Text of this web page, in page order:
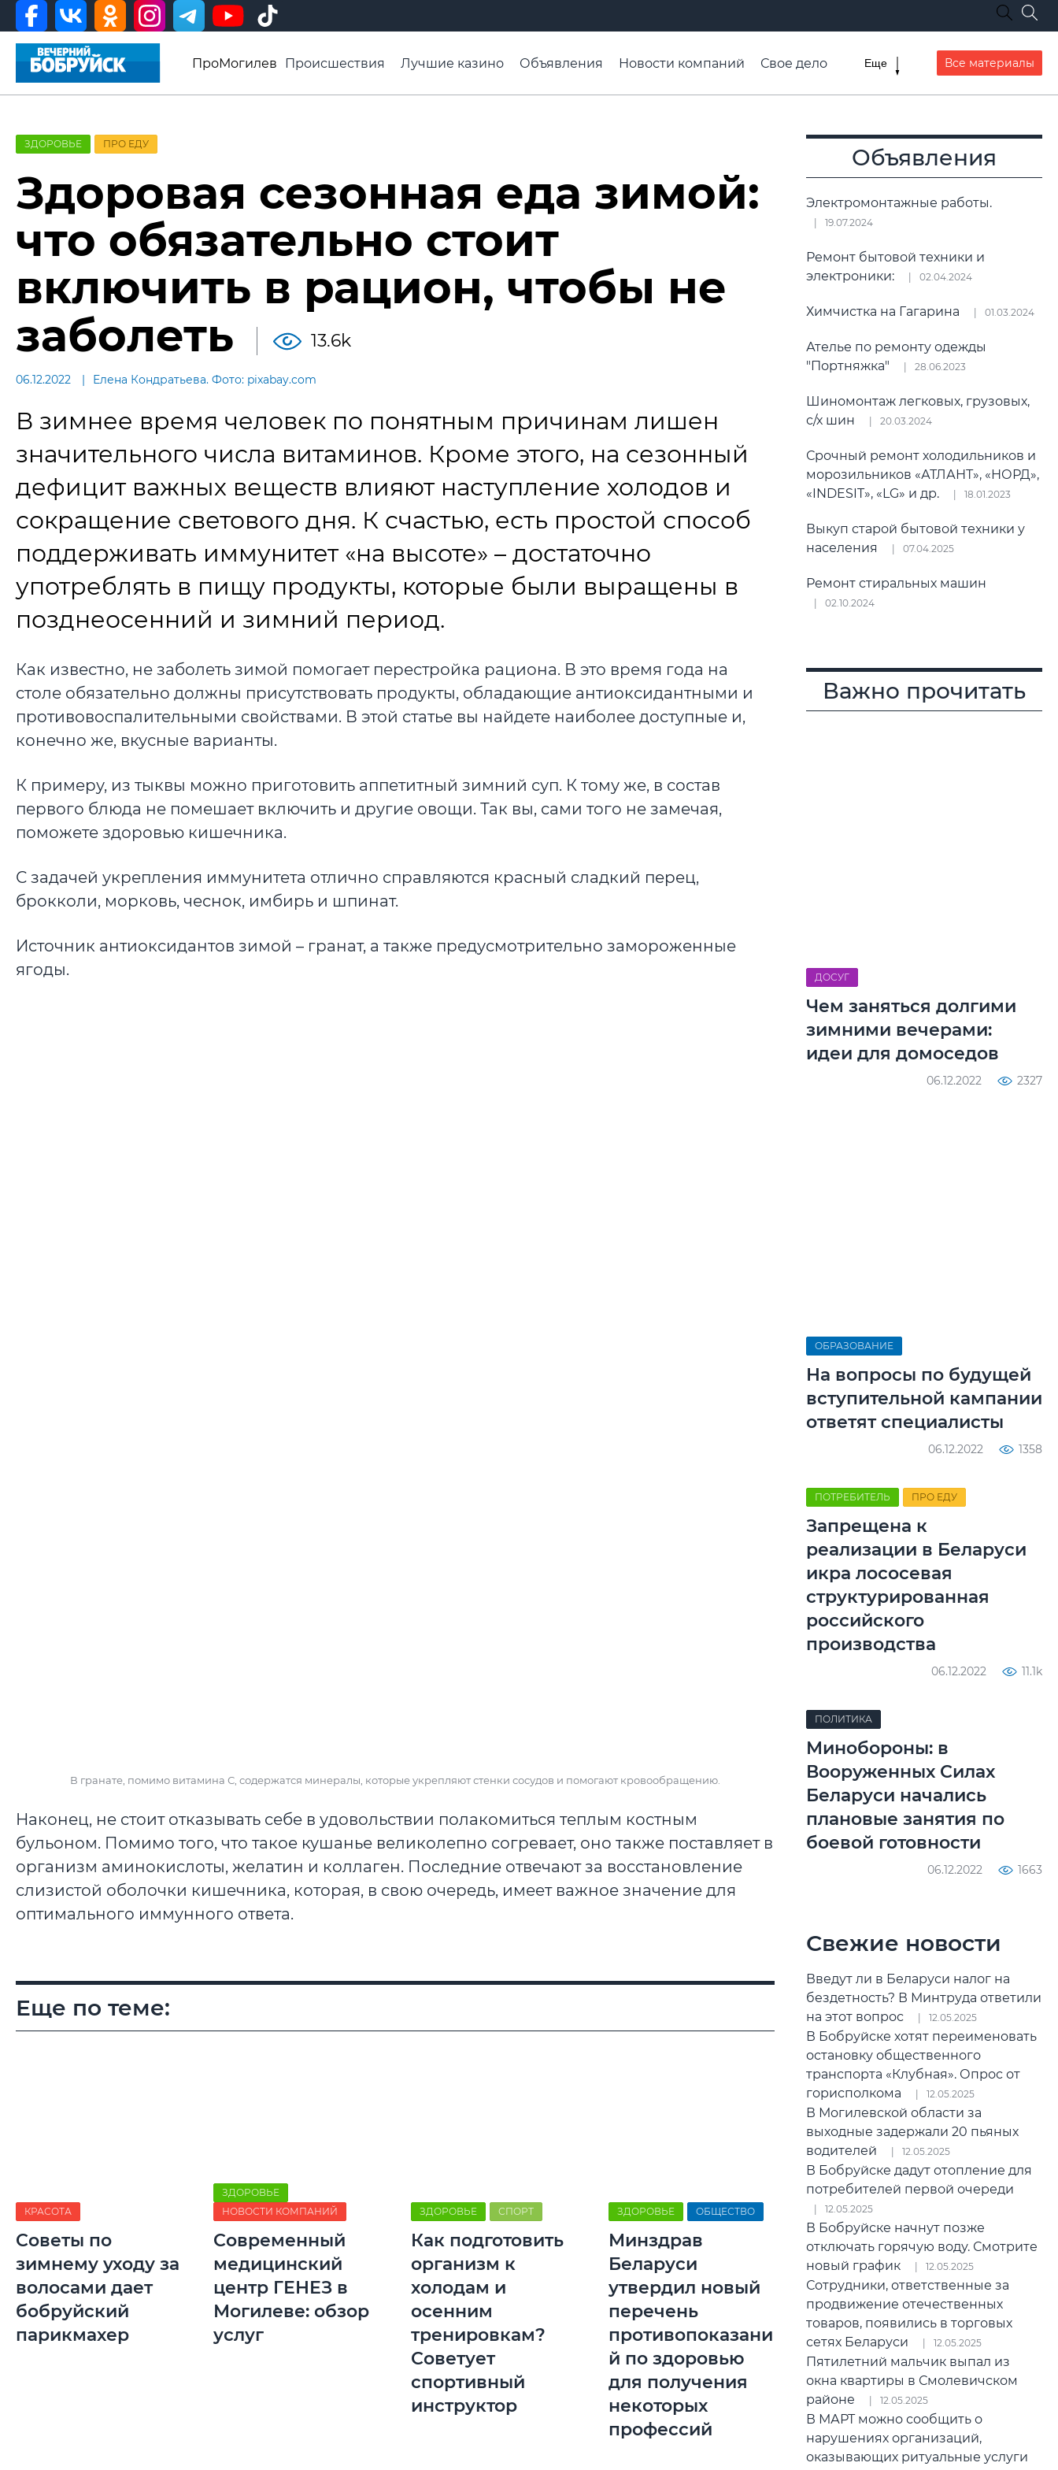
ПроМогилев Происшествия Лучшие казино Объявления Новости компаний
Свое дело
Видео ВБ
Еще Все материалы
ЗДОРОВЬЕ ПРО ЕДУ
Здоровая сезонная еда зимой:
что обязательно стоит
включить в рацион, чтобы не
заболеть
13.6k
06.12.2022 Елена Кондратьева. Фото: pixabay.com
В зимнее время человек по понятным причинам лишен
значительного числа витаминов. Кроме этого, на сезонный
дефицит важных веществ влияют наступление холодов и
сокращение светового дня. К счастью, есть простой способ
поддерживать иммунитет «на высоте» – достаточно
употреблять в пищу продукты, которые были выращены в
позднеосенний и зимний период.
Как известно, не заболеть зимой помогает перестройка рациона. В это время года на
столе обязательно должны присутствовать продукты, обладающие антиоксидантными и
противовоспалительными свойствами. В этой статье вы найдете наиболее доступные и,
конечно же, вкусные варианты.
К примеру, из тыквы можно приготовить аппетитный зимний суп. К тому же, в состав
первого блюда не помешает включить и другие овощи. Так вы, сами того не замечая,
поможете здоровью кишечника.
С задачей укрепления иммунитета отлично справляются красный сладкий перец,
брокколи, морковь, чеснок, имбирь и шпинат.
Источник антиоксидантов зимой – гранат, а также предусмотрительно замороженные
ягоды.
В гранате, помимо витамина С, содержатся минералы, которые укрепляют стенки сосудов и помогают кровообращению.
Наконец, не стоит отказывать себе в удовольствии полакомиться теплым костным
бульоном. Помимо того, что такое кушанье великолепно согревает, оно также поставляет в
организм аминокислоты, желатин и коллаген. Последние отвечают за восстановление
слизистой оболочки кишечника, которая, в свою очередь, имеет важное значение для
оптимального иммунного ответа.
Еще по теме:
КРАСОТА
Советы по
зимнему уходу за
волосами дает
бобруйский
парикмахер
ЗДОРОВЬЕ
НОВОСТИ КОМПАНИЙ
Современный
медицинский
центр ГЕНЕЗ в
Могилеве: обзор
услуг
ЗДОРОВЬЕ СПОРТ
Как подготовить
организм к
холодам и
осенним
тренировкам?
Советует
спортивный
инструктор
ЗДОРОВЬЕ ОБЩЕСТВО
Минздрав
Беларуси
утвердил новый
перечень
противопоказани
й по здоровью
для получения
некоторых
профессий
Объявления
Электромонтажные работы.
19.07.2024
Ремонт бытовой техники и
электроники:
02.04.2024
Химчистка на Гагарина 01.03.2024
Ателье по ремонту одежды
"Портняжка"
28.06.2023
Шиномонтаж легковых, грузовых,
с/х шин
20.03.2024
Срочный ремонт холодильников и
морозильников «АТЛАНТ», «НОРД»,
«INDESIT», «LG» и др.
18.01.2023
Выкуп старой бытовой техники у
населения
07.04.2025
Ремонт стиральных машин
02.10.2024
Важно прочитать
ДОСУГ
Чем заняться долгими
зимними вечерами:
идеи для домоседов
06.12.2022 2327
ОБРАЗОВАНИЕ
На вопросы по будущей
вступительной кампании
ответят специалисты
06.12.2022 1358
ПОТРЕБИТЕЛЬ ПРО ЕДУ
Запрещена к
реализации в Беларуси
икра лососевая
структурированная
российского
производства
06.12.2022 11.1k
ПОЛИТИКА
Минобороны: в
Вооруженных Силах
Беларуси начались
плановые занятия по
боевой готовности
06.12.2022 1663
Свежие новости
Введут ли в Беларуси налог на
бездетность? В Минтруда ответили
на этот вопрос
12.05.2025
В Бобруйске хотят переименовать
остановку общественного
транспорта «Клубная». Опрос от
горисполкома
12.05.2025
В Могилевской области за
выходные задержали 20 пьяных
водителей
12.05.2025
В Бобруйске дадут отопление для
потребителей первой очереди
12.05.2025
В Бобруйске начнут позже
отключать горячую воду. Смотрите
новый график
12.05.2025
Сотрудники, ответственные за
продвижение отечественных
товаров, появились в торговых
сетях Беларуси
12.05.2025
Пятилетний мальчик выпал из
окна квартиры в Смолевичском
районе
12.05.2025
В МАРТ можно сообщить о
нарушениях организаций,
оказывающих ритуальные услуги